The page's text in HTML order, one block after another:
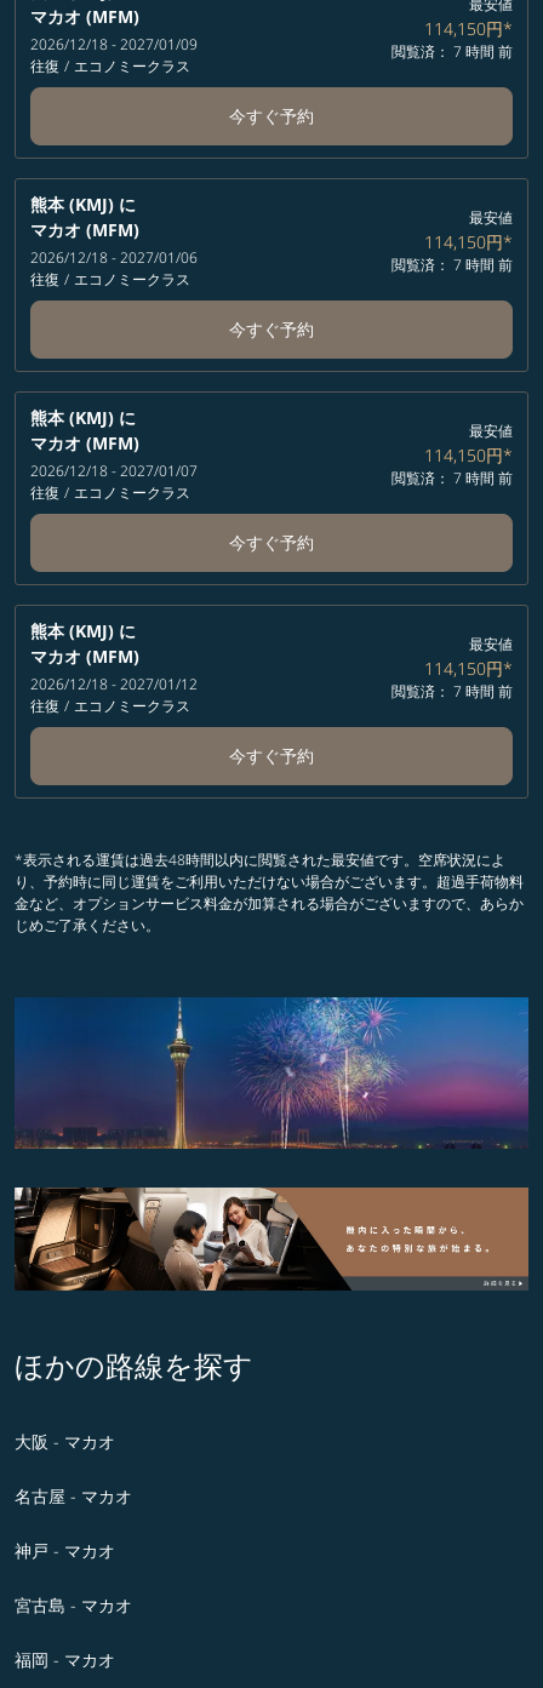
マカオ (MFM)
2026/12/18 - 2027/01/09
往復 / エコノミークラス
114,150円*
閲覧済： 7 時間 前
今すぐ予約
熊本 (KMJ) に
マカオ (MFM)
2026/12/18 - 2027/01/06
往復 / エコノミークラス
最安値
114,150円*
閲覧済： 7 時間 前
今すぐ予約
熊本 (KMJ) に
マカオ (MFM)
2026/12/18 - 2027/01/07
往復 / エコノミークラス
最安値
114,150円*
閲覧済： 7 時間 前
今すぐ予約
熊本 (KMJ) に
マカオ (MFM)
2026/12/18 - 2027/01/12
往復 / エコノミークラス
最安値
114,150円*
閲覧済： 7 時間 前
今すぐ予約
*表示される運賃は過去48時間以内に閲覧された最安値です。空席状況によ
り、予約時に同じ運賃をご利用いただけない場合がございます。超過手荷物料
金など、オプションサービス料金が加算される場合がございますので、あらか
じめご了承ください。
ほかの路線を探す
大阪 - マカオ
名古屋 - マカオ
神戸 - マカオ
宮古島 - マカオ
福岡 - マカオ